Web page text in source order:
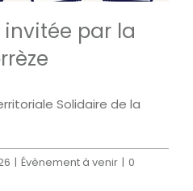
invitée par la
Solidaire de la
| Évènement à venir | 0